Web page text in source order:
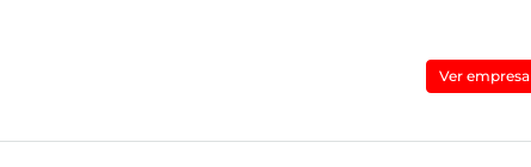
Ver empresa